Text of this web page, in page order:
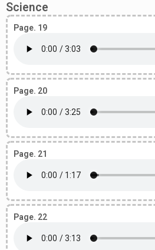
Science
Page. 19
Page. 20
Page. 21
Page. 22